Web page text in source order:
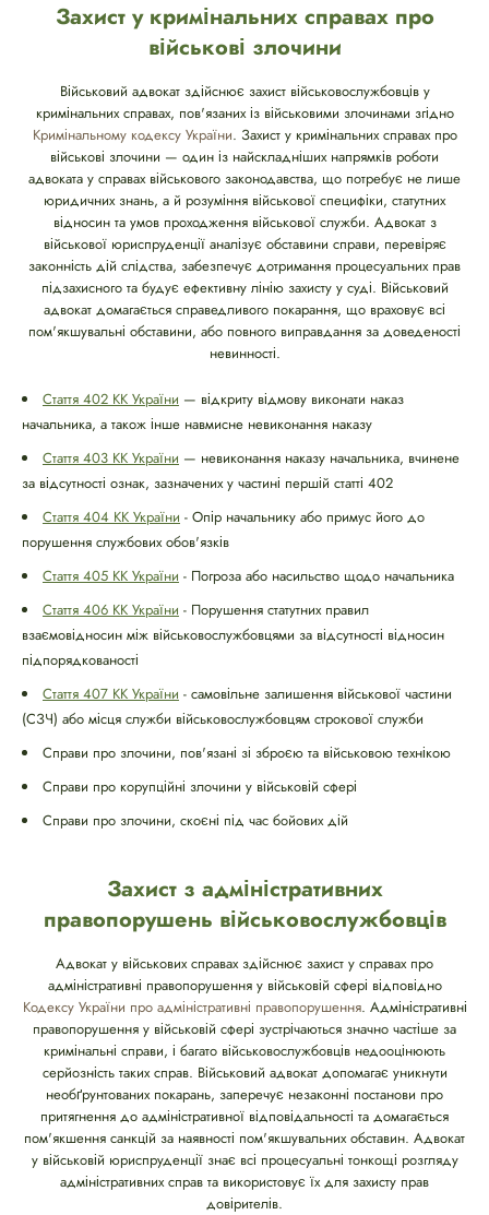
Захист у кримінальних справах про
військові злочини
Військовий адвокат здійснює захист військовослужбовців у
кримінальних справах, пов'язаних із військовими злочинами згідно
Кримінальному кодексу України. Захист у кримінальних справах про
військові злочини — один із найскладніших напрямків роботи
адвоката у справах військового законодавства, що потребує не лише
юридичних знань, а й розуміння військової специфіки, статутних
відносин та умов проходження військової служби. Адвокат з
військової юриспруденції аналізує обставини справи, перевіряє
законність дій слідства, забезпечує дотримання процесуальних прав
підзахисного та будує ефективну лінію захисту у суді. Військовий
адвокат домагається справедливого покарання, що враховує всі
пом'якшувальні обставини, або повного виправдання за доведеності
невинності.
Стаття 402 КК України — відкриту відмову виконати наказ
начальника, а також інше навмисне невиконання наказу
Стаття 403 КК України — невиконання наказу начальника, вчинене
за відсутності ознак, зазначених у частині першій статті 402
Стаття 404 КК України - Опір начальнику або примус його до
порушення службових обов'язків
Стаття 405 КК України - Погроза або насильство щодо начальника
Стаття 406 КК України - Порушення статутних правил
взаємовідносин між військовослужбовцями за відсутності відносин
підпорядкованості
Стаття 407 КК України - самовільне залишення військової частини
(СЗЧ) або місця служби військовослужбовцям строкової служби
Справи про злочини, пов'язані зі зброєю та військовою технікою
Справи про корупційні злочини у військовій сфері
Справи про злочини, скоєні під час бойових дій
Захист з адміністративних
правопорушень військовослужбовців
Адвокат у військових справах здійснює захист у справах про
адміністративні правопорушення у військовій сфері відповідно
Кодексу України про адміністративні правопорушення. Адміністративні
правопорушення у військовій сфері зустрічаються значно частіше за
кримінальні справи, і багато військовослужбовців недооцінюють
серйозність таких справ. Військовий адвокат допомагає уникнути
необґрунтованих покарань, заперечує незаконні постанови про
притягнення до адміністративної відповідальності та домагається
пом'якшення санкцій за наявності пом'якшувальних обставин. Адвокат
у військовій юриспруденції знає всі процесуальні тонкощі розгляду
адміністративних справ та використовує їх для захисту прав
довірителів.